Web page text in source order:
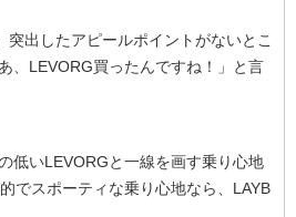
出したアピールポイントがないとこ
、LEVORG買ったんですね！」と言
低いLEVORGと一線を画す乗り心地
でスポーティな乗り心地なら、LAYB